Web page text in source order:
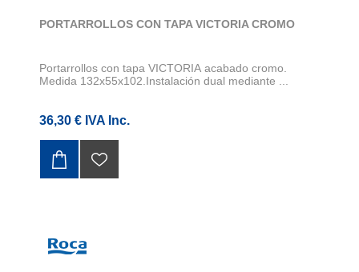
PORTARROLLOS CON TAPA VICTORIA CROMO
Portarrollos con tapa VICTORIA acabado cromo.
Medida 132x55x102.Instalación dual mediante ...
36,30 € IVA Inc.